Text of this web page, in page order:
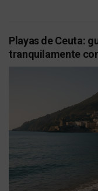
Playas de Ceuta:
tranquilamente